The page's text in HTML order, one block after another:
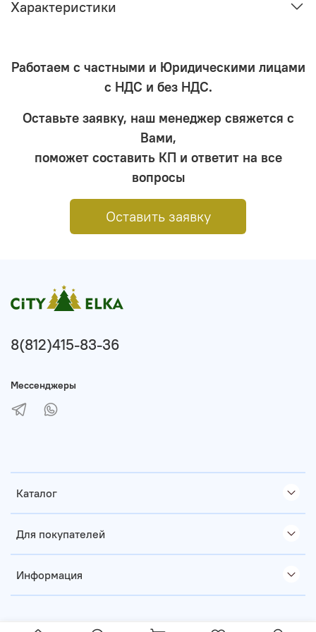
Характеристики
Работаем с частными и Юридическими лицами
с НДС и без НДС.
Оставьте заявку, наш менеджер свяжется с
Вами,
поможет составить КП и ответит на все
вопросы
Оставить заявку
Каталог
Для покупателей
Информация
8(812)415-83-36
Мессенджеры